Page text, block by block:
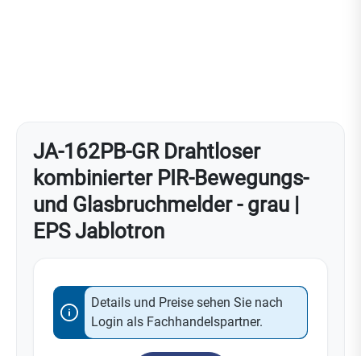
JA-162PB-GR Drahtloser
kombinierter PIR-Bewegungs-
und Glasbruchmelder - grau |
EPS Jablotron
Details und Preise sehen Sie nach
Login als Fachhandelspartner.